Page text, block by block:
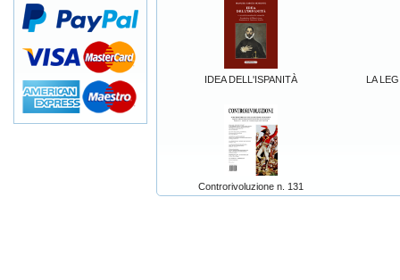
IDEA DELL'ISPANITÀ LA
Controrivoluzione n. 131